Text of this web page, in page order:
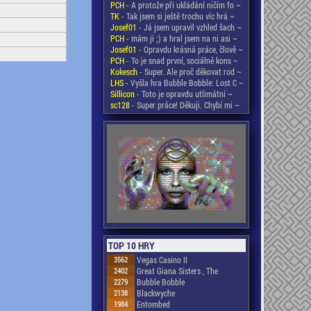
PCH- A protože při ukládání ničím fo ~
TK- Tak jsem si ještě trochu víc hrá ~
Josef01 - Já jsem upravil vzhled šach ~
PCH- mám ji ;) a hral jsem na ni asi ~
Josef01 - Opravdu krásná práce, člově ~
PCH- To je snad první, sociálně kons ~
Kokesch- Super. Ale proč děkovat rod ~
LHS- Vyšla hra Bubble Bobble: Lost C ~
Sillicon- Toto je opravdu utlimátní ~
sc128- Super práce! Děkuji. Chybí mi ~
TOP 10 HRY
3562 Vegas Casino II
2402 Great Giana Sisters , The
2279 Bubble Bobble
2138 Blackwyche
1984 Entombed